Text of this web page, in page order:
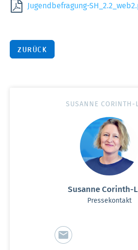
Jugendbefragung-
ZURÜCK
SUSANNE CORINTH-
Susanne Corinth-
Pressekontakt